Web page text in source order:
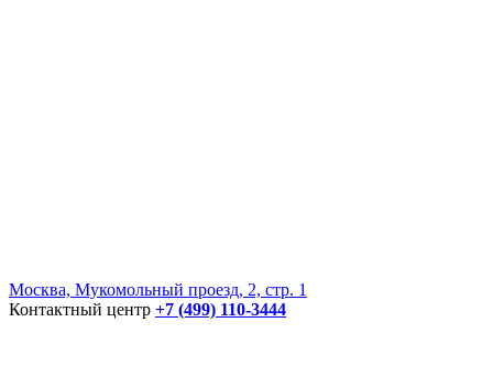
Москва, Мукомольный проезд, 2, стр. 1
Контактный центр +7 (499) 110-3444